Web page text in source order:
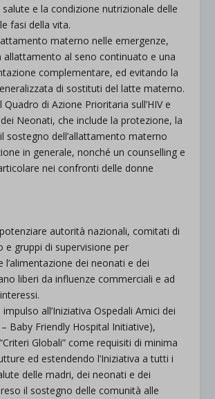
salute e la condizione nutrizionale delle
fasi della vita.
materno nelle emergenze,
allattamento al seno continuato e una
complementare, ed evitando la
di sostituti del latte materno.
Quadro di Azione Prioritaria sull’HIV e
Neonati, che include la protezione, la
sostegno dell’allattamento materno
in generale, nonché un counselling e
nei confronti delle donne
autorità nazionali, comitati di
e gruppi di supervisione per
l’alimentazione dei neonati e dei
liberi da influenze commerciali e ad
all’Iniziativa Ospedali Amici dei
Baby Friendly Hospital Initiative),
Globali” come requisiti di minima
ed estendendo l’Iniziativa a tutti i
delle madri, dei neonati e dei
il sostegno delle comunità alle